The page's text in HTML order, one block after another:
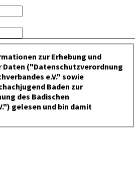
zur Erhebung und
Daten ("Datenschutzverordnung
e.V." sowie
Baden zur
des Badischen
gelesen und bin damit